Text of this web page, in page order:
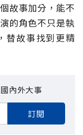
故事加分，能不
的角色不只是執
替故事找到更精
內外大事
訂閱